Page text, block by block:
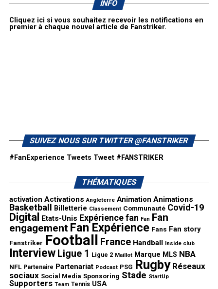
INFO
Cliquez ici si vous souhaitez recevoir les notifications en
premier à chaque nouvel article de Fanstriker.
SUIVEZ NOUS SUR TWITTER @FANSTRIKER
#FanExperience Tweets Tweet #FANSTRIKER
THÉMATIQUES
activation Activations Angleterre Animation Animations
Basketball Billetterie Classement Communauté Covid-19
Digital Etats-Unis Expérience fan Fan Fan
engagement Fan Expérience Fans Fan story
Fanstriker Football France Handball Inside club
Interview Ligue 1 Ligue 2 Maillot Marque MLS NBA
NFL Partenaire Partenariat Podcast PSG Rugby Réseaux
sociaux Social Media Sponsoring Stade StartUp
Supporters Team Tennis USA